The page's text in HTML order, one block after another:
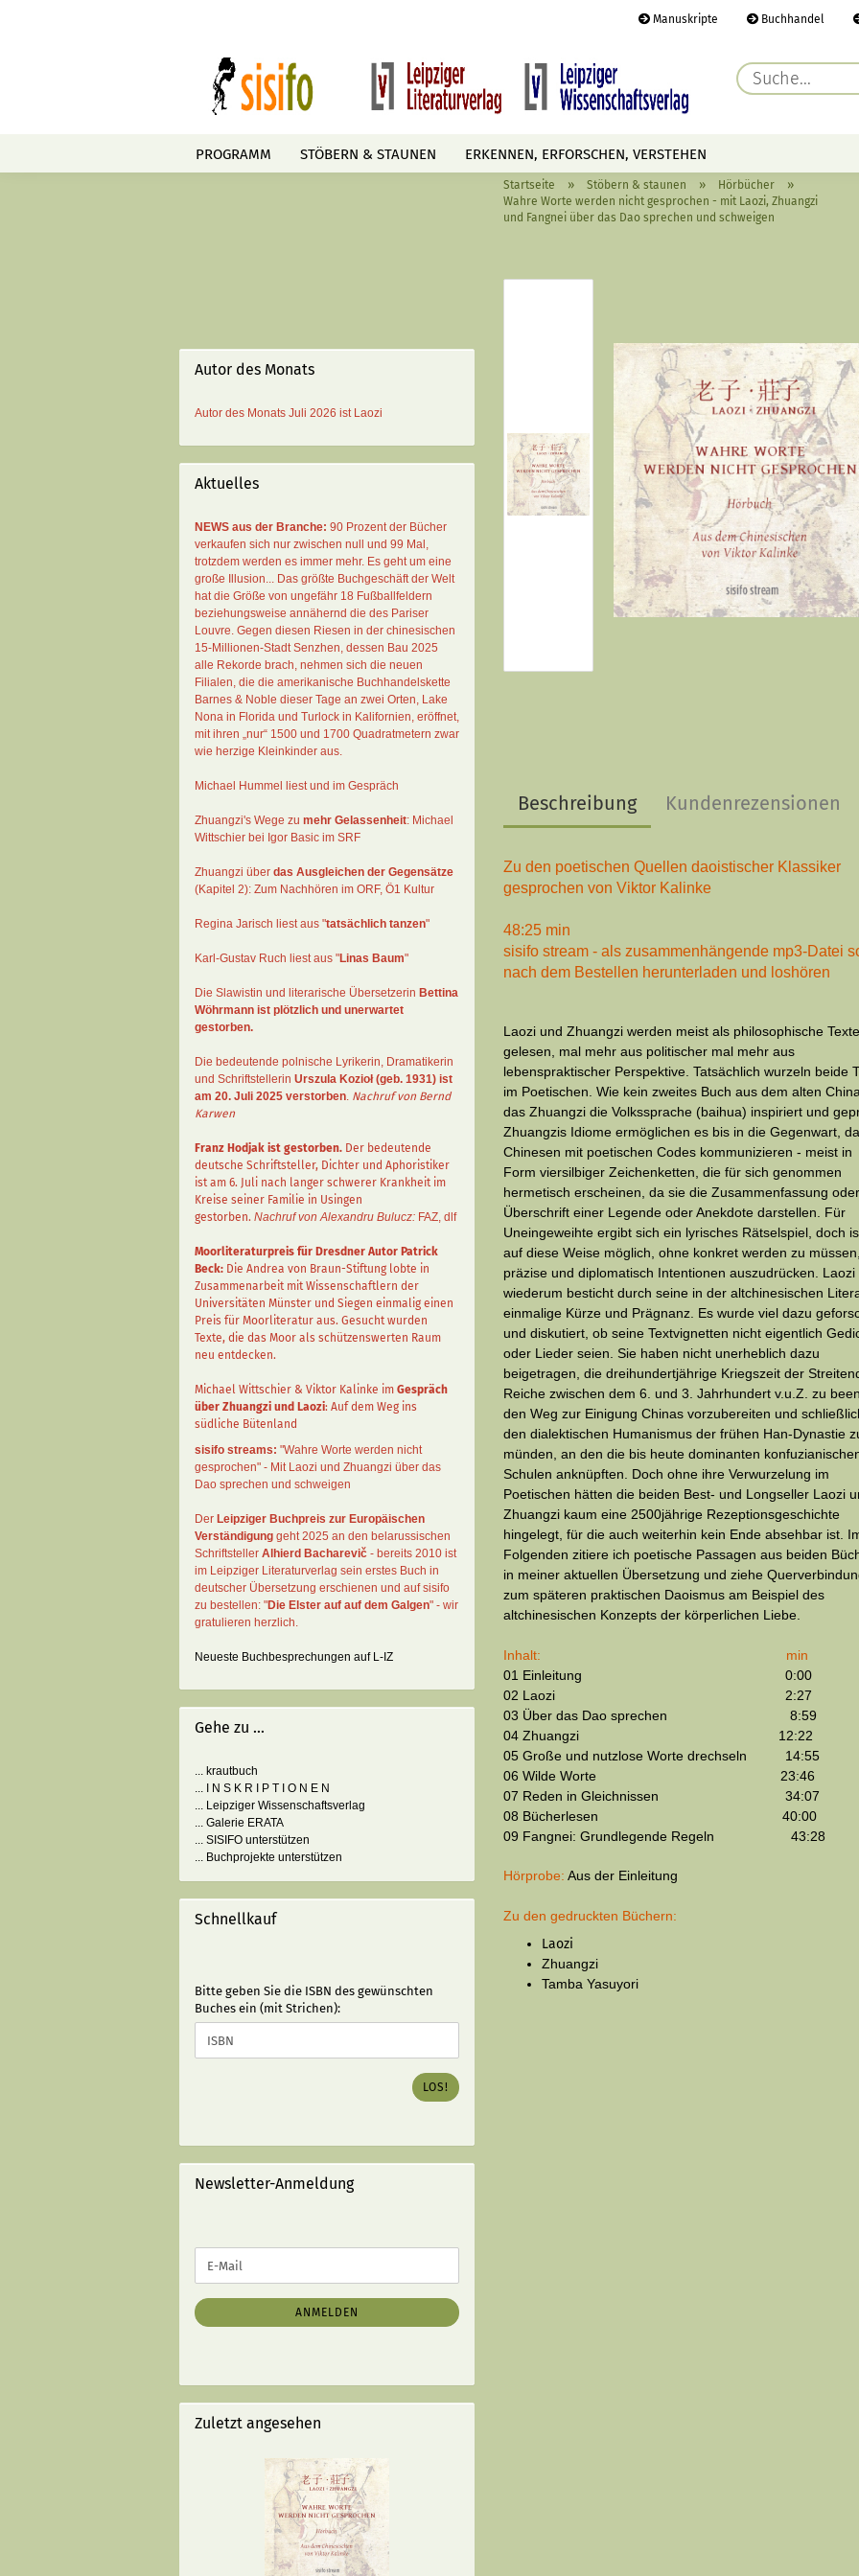
Manuskripte Buchhandel
PROGRAMM STÖBERN & STAUNEN ERKENNEN, ERFORSCHEN, VERSTEHEN
AUTOREN TERMINE HÖREN & SEHEN
Startseite » Stöbern & staunen » Hörbücher »
Wahre Worte werden nicht gesprochen - mit Laozi, Zhuangzi
und Fangnei über das Dao sprechen und schweigen
Beschreibung Kundenrezensionen
Zu den poetischen Quellen daoistischer Klassiker
gesprochen von Viktor Kalinke
48:25 min
sisifo stream - als zusammenhängende mp3-Datei
nach dem Bestellen herunterladen und loshören
Laozi und Zhuangzi werden meist als philosophische Texte
gelesen, mal mehr aus politischer mal mehr aus
lebenspraktischer Perspektive. Tatsächlich wurzeln beide
im Poetischen. Wie kein zweites Buch aus dem alten
das Zhuangzi die Volkssprache (baihua) inspiriert und
Zhuangzis Idiome ermöglichen es bis in die Gegenwart,
Chinesen mit poetischen Codes kommunizieren - meist in
Form viersilbiger Zeichenketten, die für sich genommen
hermetisch erscheinen, da sie die Zusammenfassung oder
Überschrift einer Legende oder Anekdote darstellen. Für
Uneingeweihte ergibt sich ein lyrisches Rätselspiel, doch
auf diese Weise möglich, ohne konkret werden zu müssen,
präzise und diplomatisch Intentionen auszudrücken. Laozi
wiederum besticht durch seine in der altchinesischen
einmalige Kürze und Prägnanz. Es wurde viel dazu
und diskutiert, ob seine Textvignetten nicht eigentlich
oder Lieder seien. Sie haben nicht unerheblich dazu
beigetragen, die dreihundertjährige Kriegszeit der
Reiche zwischen dem 6. und 3. Jahrhundert v.u.Z. zu
den Weg zur Einigung Chinas vorzubereiten und
den dialektischen Humanismus der frühen Han-Dynastie
münden, an den die bis heute dominanten
Schulen anknüpften. Doch ohne ihre Verwurzelung im
Poetischen hätten die beiden Best- und Longseller Laozi
Zhuangzi kaum eine 2500jährige Rezeptionsgeschichte
hingelegt, für die auch weiterhin kein Ende absehbar ist.
Folgenden zitiere ich poetische Passagen aus beiden
in meiner aktuellen Übersetzung und ziehe
zum späteren praktischen Daoismus am Beispiel des
altchinesischen Konzepts der körperlichen Liebe.
Inhalt: min
01 Einleitung 0:00
02 Laozi 2:27
03 Über das Dao sprechen 8:59
04 Zhuangzi 12:22
05 Große und nutzlose Worte drechseln 14:55
06 Wilde Worte 23:46
07 Reden in Gleichnissen 34:07
08 Bücherlesen 40:00
09 Fangnei: Grundlegende Regeln 43:28
Hörprobe:Aus der Einleitung
Zu den gedruckten Büchern:
Laozi
Zhuangzi
Tamba Yasuyori
Autor des Monats
Autor des Monats Juli 2026 ist Laozi
Aktuelles
NEWS aus der Branche: 90 Prozent der Bücher
verkaufen sich nur zwischen null und 99 Mal ,
trotzdem werden es immer mehr. Es geht um eine
große Illusion... Das größte Buchgeschäft der Welt
hat die Größe von ungefähr 18 Fußballfeldern
beziehungsweise annähernd die des Pariser
Louvre. Gegen diesen Riesen in der chinesischen
15-Millionen-Stadt Senzhen, dessen Bau 2025
alle Rekorde brach, nehmen sich die neuen
Filialen, die die amerikanische Buchhandelskette
Barnes & Noble dieser Tage an zwei Orten, Lake
Nona in Florida und Turlock in Kalifornien, eröffnet,
mit ihren „nur“ 1500 und 1700 Quadratmetern zwar
wie herzige Kleinkinder aus.
Michael Hummel liest und im Gespräch
Zhuangzi's Wege zu mehr Gelassenheit: Michael
Wittschier bei Igor Basic im SRF
Zhuangzi über das Ausgleichen der Gegensätze
(Kapitel 2): Zum Nachhören im ORF, Ö1 Kultur
Regina Jarisch liest aus "tatsächlich tanzen"
Karl-Gustav Ruch liest aus "Linas Baum"
Die Slawistin und literarische Übersetzerin Bettina
Wöhrmann ist plötzlich und unerwartet
gestorben.
Die bedeutende polnische Lyrikerin, Dramatikerin
und Schriftstellerin Urszula Kozioł (geb. 1931) ist
am 20. Juli 2025 verstorben. Nachruf von Bernd
Karwen
Franz Hodjak ist gestorben. Der bedeutende
deutsche Schriftsteller, Dichter und Aphoristiker
ist am 6. Juli nach langer schwerer Krankheit im
Kreise seiner Familie in Usingen
gestorben. Nachruf von Alexandru Bulucz: FAZ, dlf
Moorliteraturpreis für Dresdner Autor Patrick
Beck: Die Andrea von Braun-Stiftung lobte in
Zusammenarbeit mit Wissenschaftlern der
Universitäten Münster und Siegen einmalig einen
Preis für Moorliteratur aus. Gesucht wurden
Texte, die das Moor als schützenswerten Raum
neu entdecken.
Michael Wittschier & Viktor Kalinke im Gespräch
über Zhuangzi und Laozi: Auf dem Weg ins
südliche Bütenland
sisifo streams: "Wahre Worte werden nicht
gesprochen" - Mit Laozi und Zhuangzi über das
Dao sprechen und schweigen
Der Leipziger Buchpreis zur Europäischen
Verständigung geht 2025 an den belarussischen
Schriftsteller Alhierd Bacharevič - bereits 2010 ist
im Leipziger Literaturverlag sein erstes Buch in
deutscher Übersetzung erschienen und auf sisifo
zu bestellen: "Die Elster auf auf dem Galgen" - wir
gratulieren herzlich.
Neueste Buchbesprechungen auf L-IZ
Gehe zu ...
... krautbuch
... I N S K R I P T I O N E N
... Leipziger Wissenschaftsverlag
... Galerie ERATA
... SISIFO unterstützen
... Buchprojekte unterstützen
Schnellkauf
BITTE
GEBEN
SIE
DIE
ISBN
(MIT
STRICHEN):
Bitte geben Sie die ISBN des gewünschten
Buches ein (mit Strichen):
LOS!
Newsletter-Anmeldung
ZUR
ANMELDUNG
E-
Mail
ANMELDEN
Zuletzt angesehen